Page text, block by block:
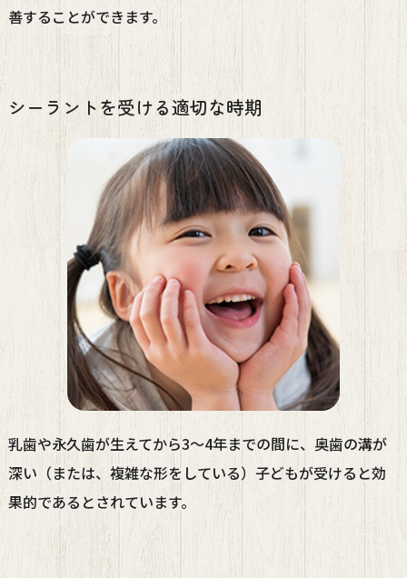
善することができます。
シーラントを受ける適切な時期
乳歯や永久歯が生えてから3〜4年までの間に、奥歯の溝が
深い（または、複雑な形をしている）子どもが受けると効
果的であるとされています。